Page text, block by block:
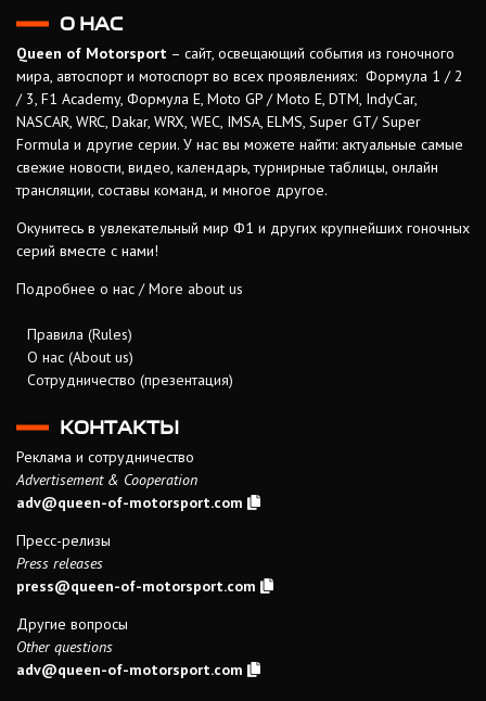
О НАС
Queen of Motorsport – сайт, освещающий события из гоночного
мира, автоспорт и мотоспорт во всех проявлениях: Формула 1 / 2
/ 3, F1 Academy, Формула Е, Moto GP / Moto E, DTM, IndyCar,
NASCAR, WRC, Dakar, WRX, WEC, IMSA, ELMS, Super GT/ Super
Formula и другие серии. У нас вы можете найти: актуальные самые
свежие новости, видео, календарь, турнирные таблицы, онлайн
трансляции, составы команд, и многое другое.
Окунитесь в увлекательный мир Ф1 и других крупнейших гоночных
серий вместе с нами!
Подробнее о нас / More about us
Правила (Rules)
О нас (About us)
Сотрудничество (презентация)
КОНТАКТЫ
Реклама и сотрудничество
Advertisement & Cooperation
adv@queen-of-motorsport.com
Пресс-релизы
Press releases
press@queen-of-motorsport.com
Другие вопросы
Other questions
adv@queen-of-motorsport.com